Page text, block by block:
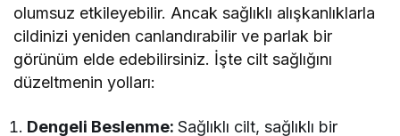
olumsuz etkileyebilir. Ancak sağlıklı alışkanlıklarla
cildinizi yeniden canlandırabilir ve parlak bir
görünüm elde edebilirsiniz. İşte cilt sağlığını
düzeltmenin yolları:
Dengeli Beslenme:Sağlıklı cilt, sağlıklı bir